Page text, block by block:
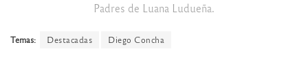
Padres de Luana Ludueña.
Temas: Destacadas Diego Concha